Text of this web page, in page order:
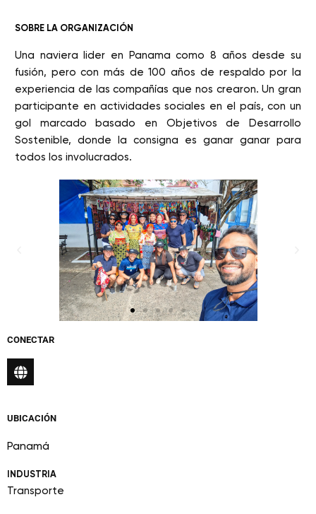
SOBRE LA ORGANIZACIÓN
Una naviera lider en Panama como 8 años desde su
fusión, pero con más de 100 años de respaldo por la
experiencia de las compañías que nos crearon. Un gran
participante en actividades sociales en el país, con un
gol marcado basado en Objetivos de Desarrollo
Sostenible, donde la consigna es ganar ganar para
todos los involucrados.
INDUSTRIA
Transporte
UBICACIÓN
Panamá
CONECTAR